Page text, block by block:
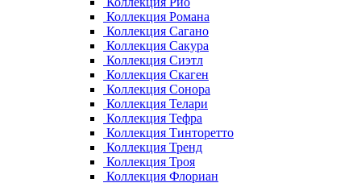
Коллекция Романа
Коллекция Сагано
Коллекция Сакура
Коллекция Сиэтл
Коллекция Скаген
Коллекция Сонора
Коллекция Телари
Коллекция Тефра
Коллекция Тинторетто
Коллекция Тренд
Коллекция Троя
Коллекция Флориан